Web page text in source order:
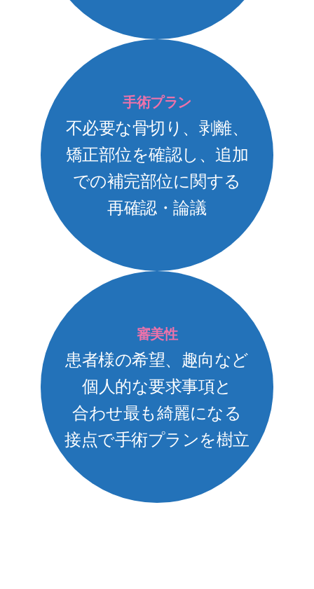
手術プラン
不必要な骨切り、剥離、
矯正部位を確認し、追加
での補完部位に関する
再確認・論議
審美性
患者様の希望、趣向など
個人的な要求事項と
合わせ最も綺麗になる
接点で手術プランを樹立